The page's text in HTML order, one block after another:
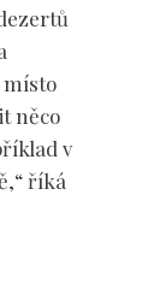
místo
něco
v
říká